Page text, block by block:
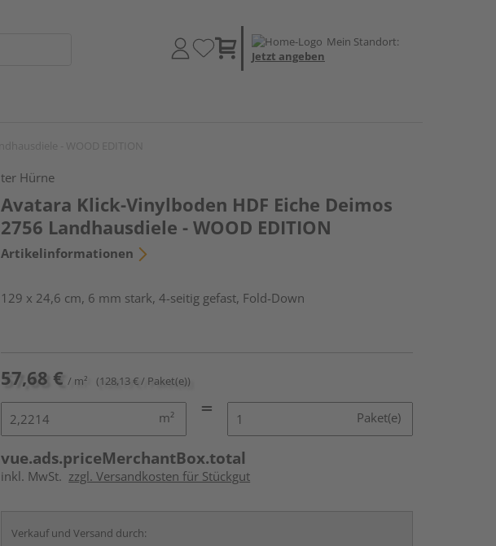
Mein Standort:
Jetzt angeben
ter Hürne
Avatara Klick-Vinylboden HDF Eiche Deimos
2756 Landhausdiele - WOOD EDITION
Artikelinformationen
129 x 24,6 cm, 6 mm stark, 4-seitig gefast, Fold-Down
57,68 € / m² (128,13 € / Paket(e))
m² Paket(e)
vue.ads.priceMerchantBox.total
inkl. MwSt. zzgl. Versandkosten für Stückgut
Verkauf und Versand durch: